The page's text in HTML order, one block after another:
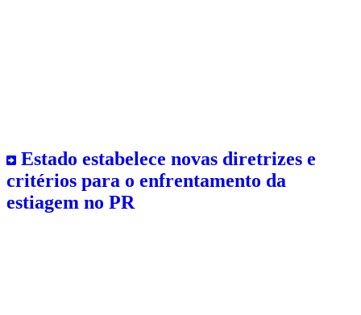
Estado estabelece novas diretrizes e
critérios para o enfrentamento da
estiagem no PR